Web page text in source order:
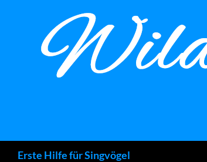
Erste Hilfe für Singvögel